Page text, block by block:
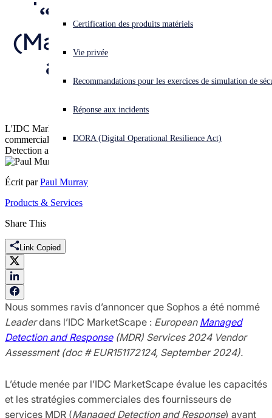
Vous subissez une cyberattaque ? Obtenez une aide immédiate.
Se connecter
Open search
Open language switcher
Certification des produits matériels
Vie privée
Recommandations pour les exercices de simulation de
Réponse aux incidents
DORA (Digital Operational Resilience Act)
“European MDR
(Managed Detection
and Response)
Services”
L'IDC MarketScape évalue les capacités et les stratégies
commerciales des fournisseurs de services MDR (Managed
Detection and Response) sur le marché européen.
Écrit par Paul Murray
Products & Services
Share This
Link Copied
Nous sommes ravis d’annoncer que Sophos a été nommé
Leaderdans l’IDC MarketScape : European Managed
Detection and Response(MDR) Services 2024 Vendor
Assessment (doc # EUR151172124, September 2024).
L’étude menée par l’IDC MarketScape évalue les capacités
et les stratégies commerciales des fournisseurs de
services MDR (Managed Detection and Response) ayant